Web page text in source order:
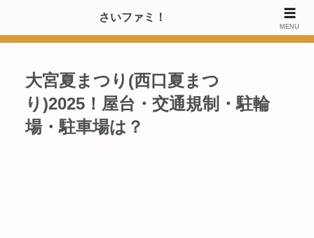
>>【PRのご協力内容更新しました】さいたま市のファミリー世代・20～
大宮夏まつり(西口夏まつ
り)2025！屋台・交通規制・駐輪
場・駐車場は？
さいファミ！
MENU